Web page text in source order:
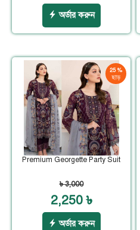
অর্ডার করুন
25 %
ছাড়
Premium Georgette Party Suit
৳ 3,000
2,250 ৳
অর্ডার করুন